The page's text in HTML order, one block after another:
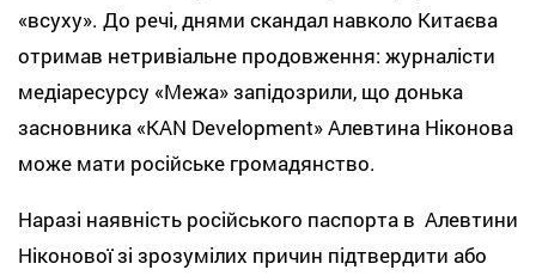
«всуху». До речі, днями скандал навколо Китаєва
отримав нетривіальне продовження: журналісти
медіаресурсу «Межа» запідозрили, що донька
засновника «KAN Development» Алевтина Ніконова
може мати російське громадянство.
Наразі наявність російського паспорта в Алевтини
Ніконової зі зрозумілих причин підтвердити або